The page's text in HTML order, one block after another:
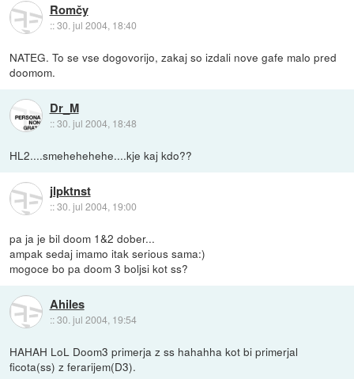
Romčy
::30. jul 2004, 18:40
NATEG. To se vse dogovorijo, zakaj so izdali nove gafe malo pred
doomom.
Dr_M
::30. jul 2004, 18:48
HL2....smehehehehe....kje kaj kdo??
jlpktnst
::30. jul 2004, 19:00
pa ja je bil doom 1&2 dober...
ampak sedaj imamo itak serious sama:)
mogoce bo pa doom 3 boljsi kot ss?
Ahiles
::30. jul 2004, 19:54
HAHAH LoL Doom3 primerja z ss hahahha kot bi primerjal
ficota(ss) z ferarijem(D3).